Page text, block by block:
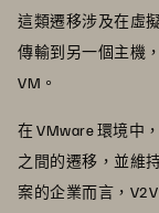
這類遷移涉及在虛
傳輸到另一個主機
VM。
在 VMware 環境中
之間的遷移，並維
案的企業而言，